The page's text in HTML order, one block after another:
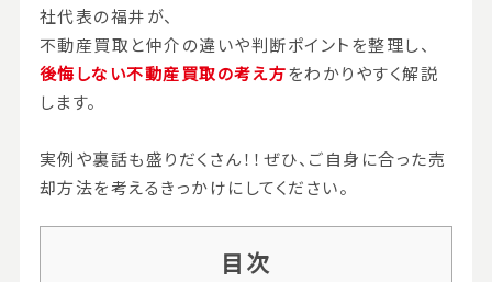
社代表の福井が、
不動産買取と仲介の違いや判断ポイントを整理し、
後悔しない不動産買取の考え方をわかりやすく解説
します。
実例や裏話も盛りだくさん！！ぜひ、ご自身に合った売
却方法を考えるきっかけにしてください。
目次